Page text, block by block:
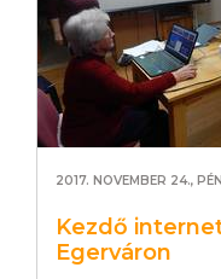
2017. NOVEMBER 24.,
Kezdő
Egerváron